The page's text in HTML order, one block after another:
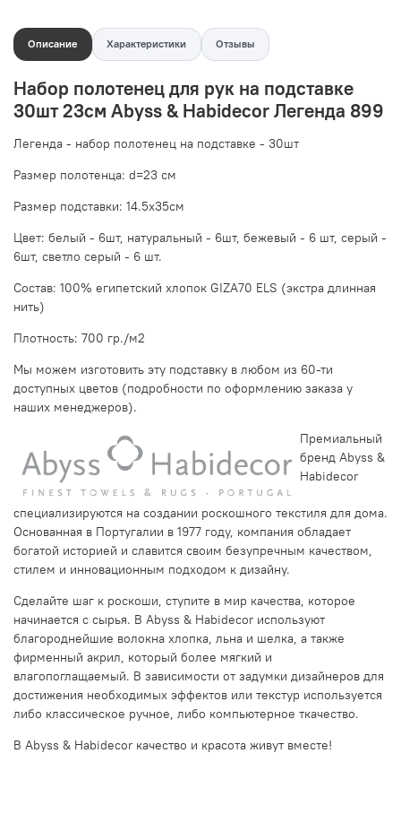
Описание Характеристики Отзывы
Набор полотенец для рук на подставке
30шт 23см Abyss & Habidecor Легенда 899
Легенда - набор полотенец на подставке - 30шт
Размер полотенца: d=23 см
Размер подставки: 14.5х35см
Цвет: белый - 6шт, натуральный - 6шт, бежевый - 6 шт, серый -
6шт, светло серый - 6 шт.
Состав: 100% египетский хлопок GIZA70 ELS (экстра длинная
нить)
Плотность: 700 гр./м2
Мы можем изготовить эту подставку в любом из 60-ти
доступных цветов (подробности по оформлению заказа у
наших менеджеров).
Премиальный
бренд Abyss &
Habidecor
специализируются на создании роскошного текстиля для дома.
Основанная в Португалии в 1977 году, компания обладает
богатой историей и славится своим безупречным качеством,
стилем и инновационным подходом к дизайну.
Сделайте шаг к роскоши, ступите в мир качества, которое
начинается с сырья. В Abyss & Habidecor используют
благороднейшие волокна хлопка, льна и шелка, а также
фирменный акрил, который более мягкий и
влагопоглащаемый. В зависимости от задумки дизайнеров для
достижения необходимых эффектов или текстур используется
либо классическое ручное, либо компьютерное ткачество.
В Abyss & Habidecor качество и красота живут вместе!